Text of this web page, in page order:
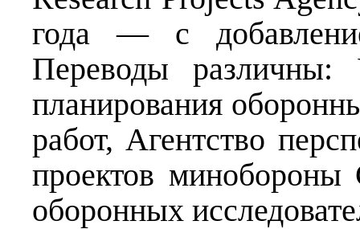
года — с
Переводы различны:
планирования
работ, Агентство
проектов
оборонных